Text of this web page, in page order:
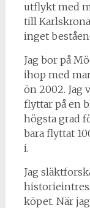
utflykt med
till
inget
Jag bor på
ihop med
ön 2002. Jag
flyttar på en
högsta grad
bara flyttat
i.
Jag
köpet. När